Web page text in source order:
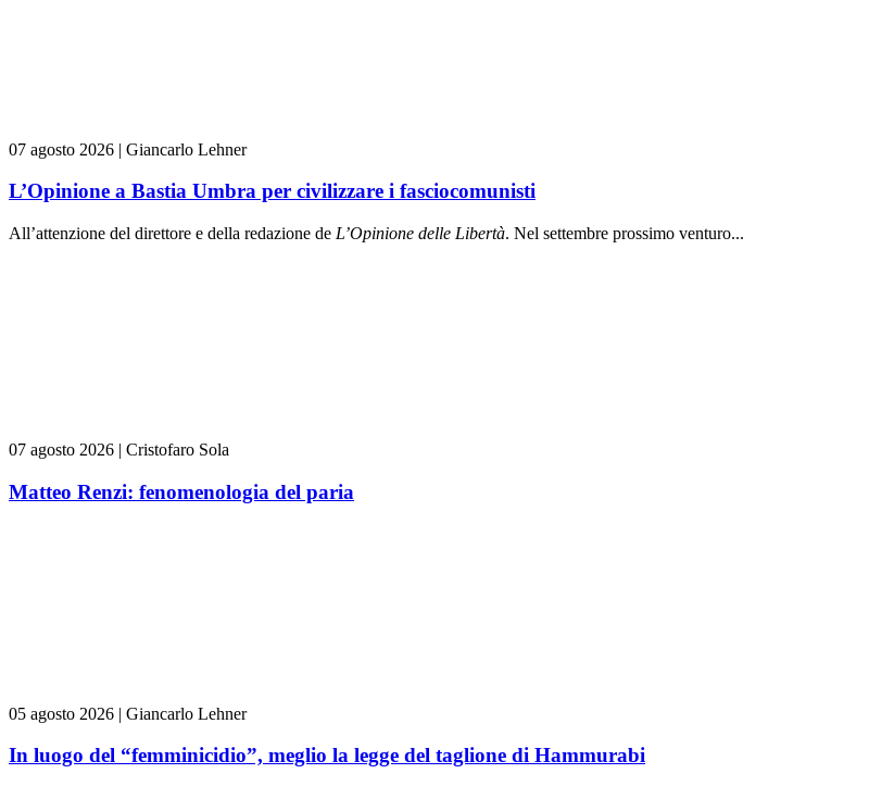
07 agosto 2026 | Giancarlo Lehner
L’Opinione a Bastia Umbra per civilizzare i fasciocomunisti
All’attenzione del direttore e della redazione de L’Opinione delle Libertà. Nel settembre prossimo venturo...
07 agosto 2026 | Cristofaro Sola
Matteo Renzi: fenomenologia del paria
05 agosto 2026 | Giancarlo Lehner
In luogo del “femminicidio”, meglio la legge del taglione di Hammurabi